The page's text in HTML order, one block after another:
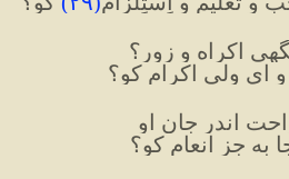
اکراه و زور؟
ای ولی اکرام کو؟
اندر جانِ او
به جز انعام کو؟